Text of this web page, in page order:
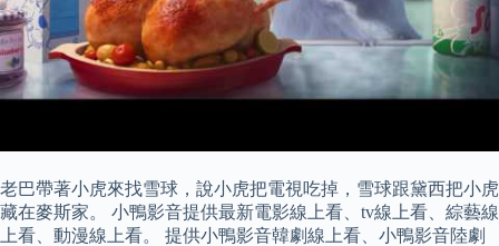
老巴帶著小虎來找雪球，說小虎把電視吃掉，雪球跟黛西把小虎
藏在麥斯家。 小鴨影音提供最新電影線上看、tv線上看、綜藝線
上看、動漫線上看。 提供小鴨影音韓劇線上看、小鴨影音陸劇